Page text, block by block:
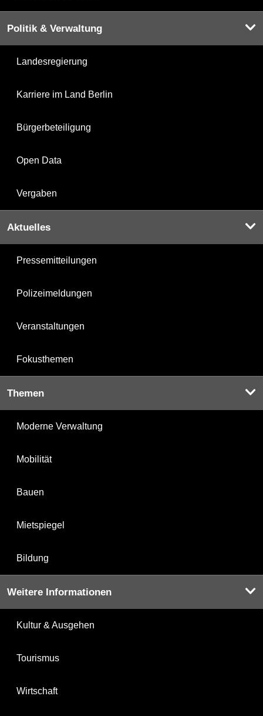
Politik & Verwaltung
Landesregierung
Karriere im Land Berlin
Bürgerbeteiligung
Open Data
Vergaben
Aktuelles
Pressemitteilungen
Polizeimeldungen
Veranstaltungen
Fokusthemen
Themen
Moderne Verwaltung
Mobilität
Bauen
Mietspiegel
Bildung
Weitere Informationen
Kultur & Ausgehen
Tourismus
Wirtschaft